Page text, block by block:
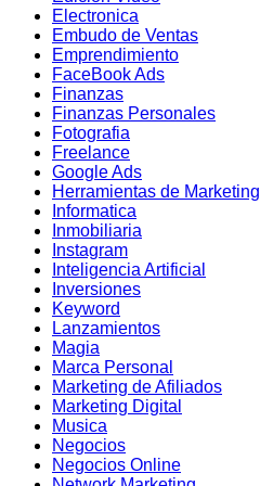
Electronica
Embudo de Ventas
Emprendimiento
FaceBook Ads
Finanzas
Finanzas Personales
Fotografia
Freelance
Google Ads
Herramientas de Marketing
Informatica
Inmobiliaria
Instagram
Inteligencia Artificial
Inversiones
Keyword
Lanzamientos
Magia
Marca Personal
Marketing de Afiliados
Marketing Digital
Musica
Negocios
Negocios Online